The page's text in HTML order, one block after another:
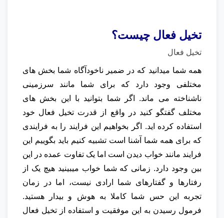
تخیل فعال چیست؟
تخیل فعال
همه شما میدانید که در ضمیر ناخودآگاه شما بخش های
مختلفی وجود دارد که برای شما مانند سرزمینی
ناشناخته می ماند. اگر شما بتوانید با این بخش های
مختلف گفتگو کنید در واقع از قدرت تخیل فعال خود
استفاده کرده اید. اگر بخواهیم این فرایند را به فرایندی
که برای همه شما آشنا است تشبیه کنیم باید بگوییم این
فرایند مانند خواب دیدن است اما یک تفاوت عمده در این
بین وجود دارد. زمانی که شما خواب میبینید هیچ یک از
رفتارها و گفتارهای شما ارادی نیست، اما در زمان
تجربه این حس شما کاملا به هوش و بیدار هستید.
فرمول رسیدن به این موفقیت و استفاده از تخیل فعال